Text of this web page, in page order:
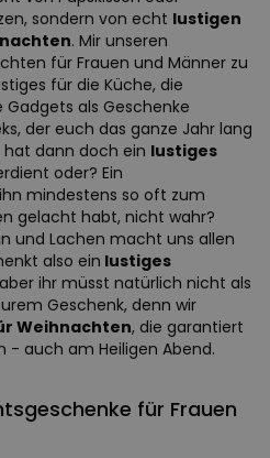
sondern von echt lustigen
. Mir unseren
für Frauen und Männer zu
für die Küche, die
als Geschenke
der euch das ganze Jahr lang
dann doch ein lustiges
oder? Ein
mindestens so oft zum
gelacht habt, nicht wahr?
und Lachen macht uns allen
also ein lustiges
ihr müsst natürlich nicht als
Geschenk, denn wir
Weihnachten, die garantiert
- auch am Heiligen Abend.
für Frauen